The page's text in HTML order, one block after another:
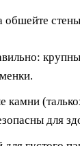
обшейте
камни
для